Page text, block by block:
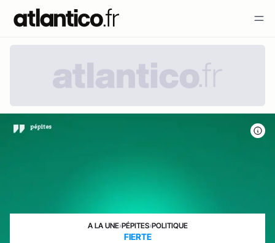
A LA UNE›PÉPITES›POLITIQUE
FIERTE